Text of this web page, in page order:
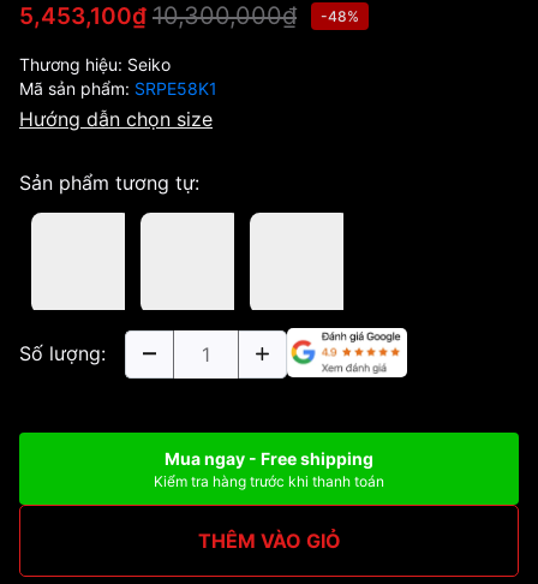
5,453,100₫ 10,300,000₫ -48%
Thương hiệu: Seiko
Mã sản phẩm: SRPE58K1
Hướng dẫn chọn size
Sản phẩm tương tự:
Số lượng:
Mua ngay - Free shipping
Kiểm tra hàng trước khi thanh toán
THÊM VÀO GIỎ